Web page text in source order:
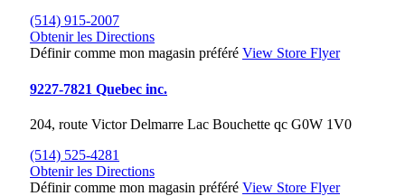
(514) 915-2007
Obtenir les Directions
Définir comme mon magasin préféré View Store Flyer
9227-7821 Quebec inc.
204, route Victor Delmarre Lac Bouchette qc G0W 1V0
(514) 525-4281
Obtenir les Directions
Définir comme mon magasin préféré View Store Flyer